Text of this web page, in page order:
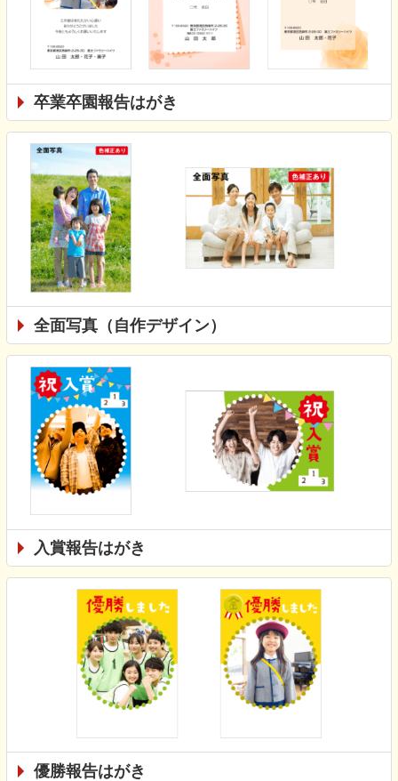
卒業卒園報告はがき
全面写真（自作デザイン）
入賞報告はがき
優勝報告はがき